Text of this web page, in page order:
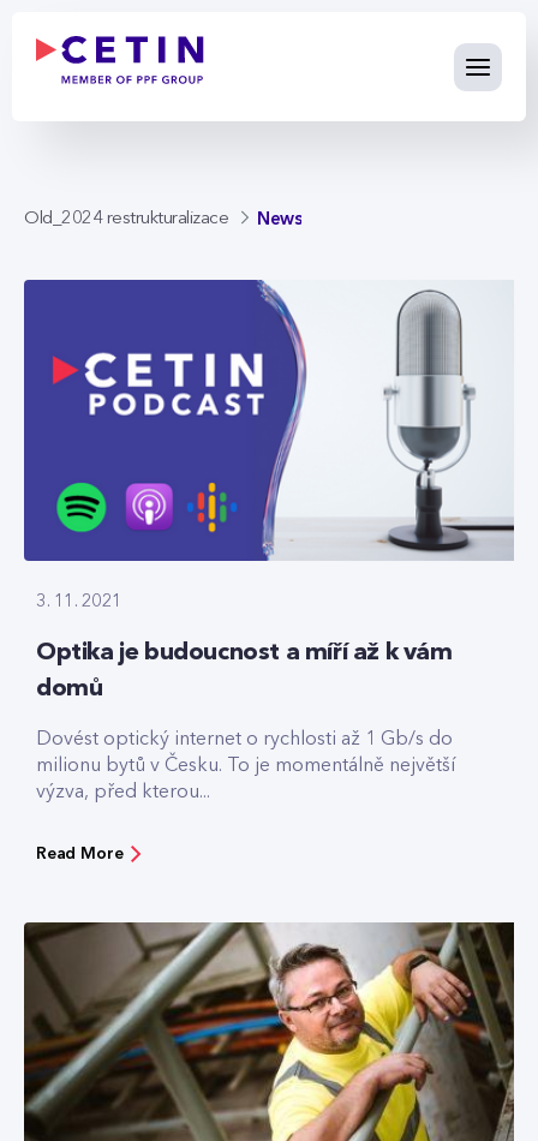
Old_2024 restrukturalizace News
3. 11. 2021
Optika je budoucnost a míří až k vám
domů
Dovést optický internet o rychlosti až 1 Gb/s do
milionu bytů v Česku. To je momentálně největší
výzva, před kterou...
Read More